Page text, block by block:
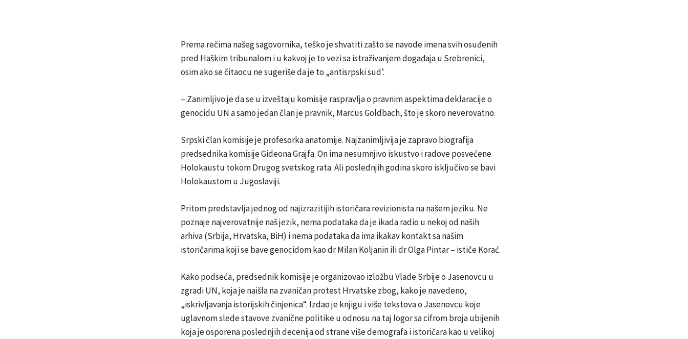
Prema rečima našeg sagovornika, teško je shvatiti zašto se navode imena svih osuđenih
pred Haškim tribunalom i u kakvoj je to vezi sa istraživanjem događaja u Srebrenici,
osim ako se čitaocu ne sugeriše da je to „antisrpski sud’.
– Zanimljivo je da se u izveštaju komisije raspravlja o pravnim aspektima deklaracije o
genocidu UN a samo jedan član je pravnik, Marcus Goldbach, što je skoro neverovatno.
Srpski član komisije je profesorka anatomije. Najzanimljivija je zapravo biografija
predsednika komisije Gideona Grajfa. On ima nesumnjivo iskustvo i radove posvećene
Holokaustu tokom Drugog svetskog rata. Ali poslednjih godina skoro isključivo se bavi
Holokaustom u Jugoslaviji.
Pritom predstavlja jednog od najizrazitijih istoričara revizionista na našem jeziku. Ne
poznaje najverovatnije naš jezik, nema podataka da je ikada radio u nekoj od naših
arhiva (Srbija, Hrvatska, BiH) i nema podataka da ima ikakav kontakt sa našim
istoričarima koji se bave genocidom kao dr Milan Koljanin ili dr Olga Pintar – ističe Korać.
Kako podseća, predsednik komisije je organizovao izložbu Vlade Srbije o Jasenovcu u
zgradi UN, koja je naišla na zvaničan protest Hrvatske zbog, kako je navedeno,
„iskrivljavanja istorijskih činjenica“. Izdao je knjigu i više tekstova o Jasenovcu koje
uglavnom slede stavove zvanične politike u odnosu na taj logor sa cifrom broja ubijenih
koja je osporena poslednjih decenija od strane više demografa i istoričara kao u velikoj